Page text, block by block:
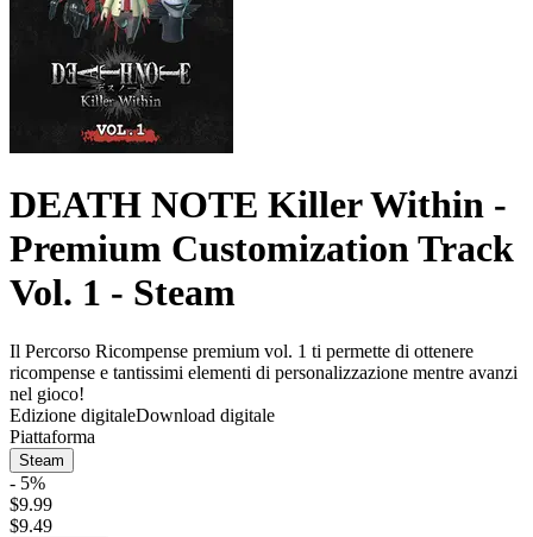
DEATH NOTE Killer Within -
Premium Customization Track
Vol. 1 - Steam
Il Percorso Ricompense premium vol. 1 ti permette di ottenere
ricompense e tantissimi elementi di personalizzazione mentre avanzi
nel gioco!
Edizione digitaleDownload digitale
Piattaforma
Steam
- 5%
$9.99
$9.49